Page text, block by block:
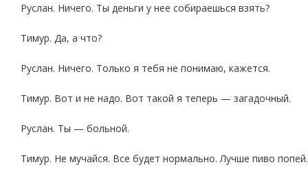
Руслан. Ничего. Ты деньги у нее собираешься взять?
Тимур. Да, а что?
Руслан. Ничего. Только я тебя не понимаю, кажется.
Тимур. Вот и не надо. Вот такой я теперь — загадочный.
Руслан. Ты — больной.
Тимур. Не мучайся. Все будет нормально. Лучше пиво попей.